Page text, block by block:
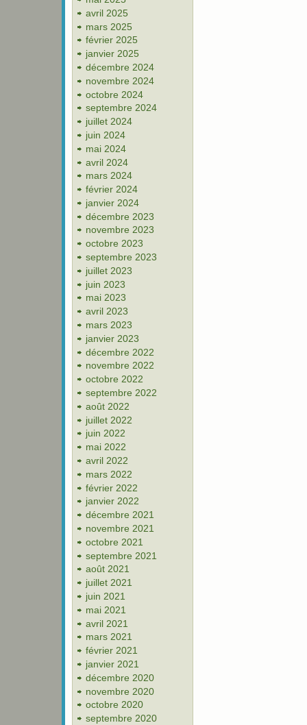
avril 2025
mars 2025
février 2025
janvier 2025
décembre 2024
novembre 2024
octobre 2024
septembre 2024
juillet 2024
juin 2024
mai 2024
avril 2024
mars 2024
février 2024
janvier 2024
décembre 2023
novembre 2023
octobre 2023
septembre 2023
juillet 2023
juin 2023
mai 2023
avril 2023
mars 2023
janvier 2023
décembre 2022
novembre 2022
octobre 2022
septembre 2022
août 2022
juillet 2022
juin 2022
mai 2022
avril 2022
mars 2022
février 2022
janvier 2022
décembre 2021
novembre 2021
octobre 2021
septembre 2021
août 2021
juillet 2021
juin 2021
mai 2021
avril 2021
mars 2021
février 2021
janvier 2021
décembre 2020
novembre 2020
octobre 2020
septembre 2020